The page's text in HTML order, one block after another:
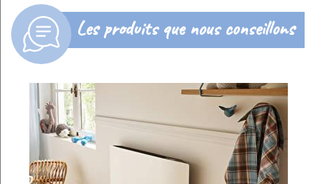
Les produits que nous conseillons